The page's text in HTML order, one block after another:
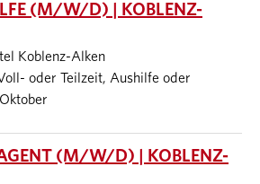
(M/W/D) | KOBLENZ-
Koblenz-Alken
oder Teilzeit, Aushilfe oder
AGENT (M/W/D) | KOBLENZ-